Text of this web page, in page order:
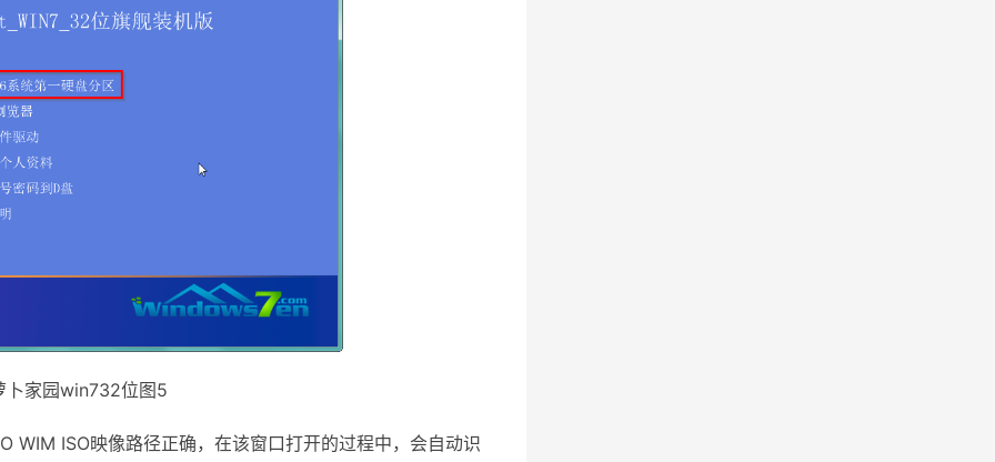
园win732位图5
ISO映像路径正确，在该窗口打开的过程中，会自动识